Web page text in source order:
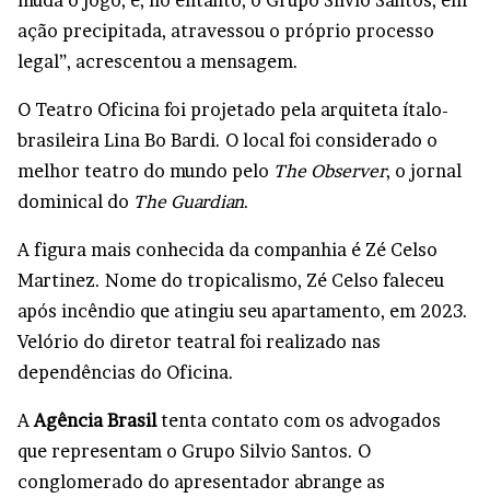
ação precipitada, atravessou o próprio processo
legal”, acrescentou a mensagem.
O Teatro Oficina foi projetado pela arquiteta ítalo-
brasileira Lina Bo Bardi. O local foi considerado o
melhor teatro do mundo pelo The Observer, o jornal
dominical do The Guardian.
A figura mais conhecida da companhia é Zé Celso
Martinez. Nome do tropicalismo, Zé Celso faleceu
após incêndio que atingiu seu apartamento, em 2023.
Velório do diretor teatral foi realizado nas
dependências do Oficina.
AAgência Brasiltenta contato com os advogados
que representam o Grupo Silvio Santos. O
conglomerado do apresentador abrange as